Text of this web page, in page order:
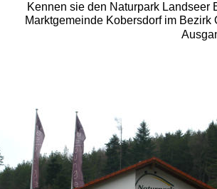
Kennen sie den Naturpark Landseer
Marktgemeinde Kobersdorf im